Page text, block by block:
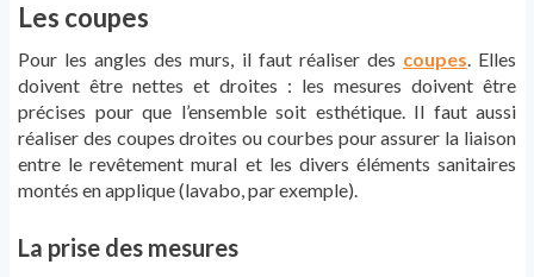
Les coupes
Pour les angles des murs, il faut réaliser des coupes. Elles
doivent être nettes et droites : les mesures doivent être
précises pour que l’ensemble soit esthétique. Il faut aussi
réaliser des coupes droites ou courbes pour assurer la liaison
entre le revêtement mural et les divers éléments sanitaires
montés en applique (lavabo, par exemple).
La prise des mesures